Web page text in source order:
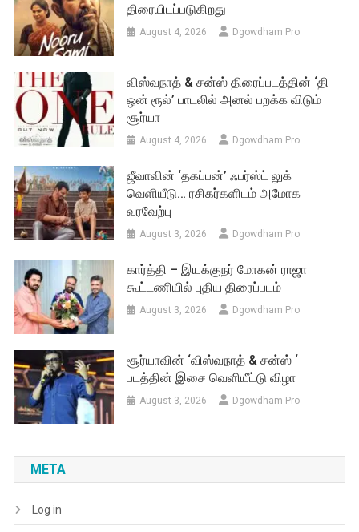
திரையிடப்படுகிறது
August 4, 2026 Dgowdham Pro
விஸ்வநாத் & சன்ஸ் திரைப்படத்தின் ‘தி
ஒன் ரூல்’ பாடலில் அனல் பறக்க விடும்
சூர்யா
August 4, 2026 Dgowdham Pro
ஜீவாவின் ‘தகப்பன்’ ஃபர்ஸ்ட் லுக்
வெளியீடு… ரசிகர்களிடம் அமோக
வரவேற்பு
August 3, 2026 Dgowdham Pro
கார்த்தி – இயக்குநர் மோகன் ராஜா
கூட்டணியில் புதிய திரைப்படம்
August 3, 2026 Dgowdham Pro
சூர்யாவின் ‘விஸ்வநாத் & சன்ஸ் ‘
படத்தின் இசை வெளியீட்டு விழா
August 3, 2026 Dgowdham Pro
META
Log in